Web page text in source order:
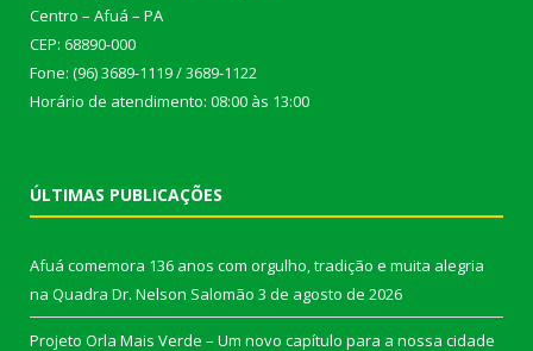
Centro – Afuá – PA
CEP: 68890-000
Fone: (96) 3689-1119 / 3689-1122
Horário de atendimento: 08:00 às 13:00
ÚLTIMAS PUBLICAÇÕES
Afuá comemora 136 anos com orgulho, tradição e muita alegria
na Quadra Dr. Nelson Salomão 3 de agosto de 2026
Projeto Orla Mais Verde – Um novo capítulo para a nossa cidade